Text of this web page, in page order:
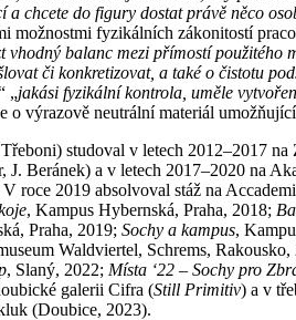
a chcete do figury dostat právě něco
možnostmi fyzikálních zákonitostí
vhodný balanc mezi přímostí použitého
či konkretizovat, a také o čistotu
„jakási fyzikální kontrola, uměle
o výrazově neutrální materiál
studoval v letech 2012–2017 na
J. Beránek) a v letech 2017–2020 na
roce 2019 absolvoval stáž na
, Kampus Hybernská, Praha, 2018;
Praha, 2019; Sochy a kampus,
Waldviertel, Schrems, Rakousko,
, Slaný, 2022; Místa ‘22 – Sochy pro
galerii Cifra (Still Primitiv) a v
(Doubice, 2023).